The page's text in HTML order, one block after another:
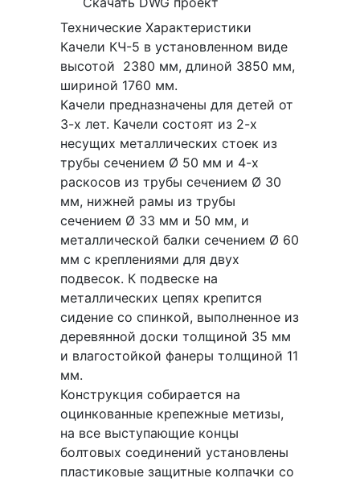
Технические Характеристики
Качели КЧ-5 в установленном виде
высотой 2380 мм, длиной 3850 мм,
шириной 1760 мм.
Качели предназначены для детей от
3-х лет. Качели состоят из 2-х
несущих металлических стоек из
трубы сечением Ø 50 мм и 4-х
раскосов из трубы сечением Ø 30
мм, нижней рамы из трубы
сечением Ø 33 мм и 50 мм, и
металлической балки сечением Ø 60
мм с креплениями для двух
подвесок. К подвеске на
металлических цепях крепится
сидение со спинкой, выполненное из
деревянной доски толщиной 35 мм
и влагостойкой фанеры толщиной 11
мм.
Конструкция собирается на
оцинкованные крепежные метизы,
на все выступающие концы
болтовых соединений установлены
пластиковые защитные колпачки со